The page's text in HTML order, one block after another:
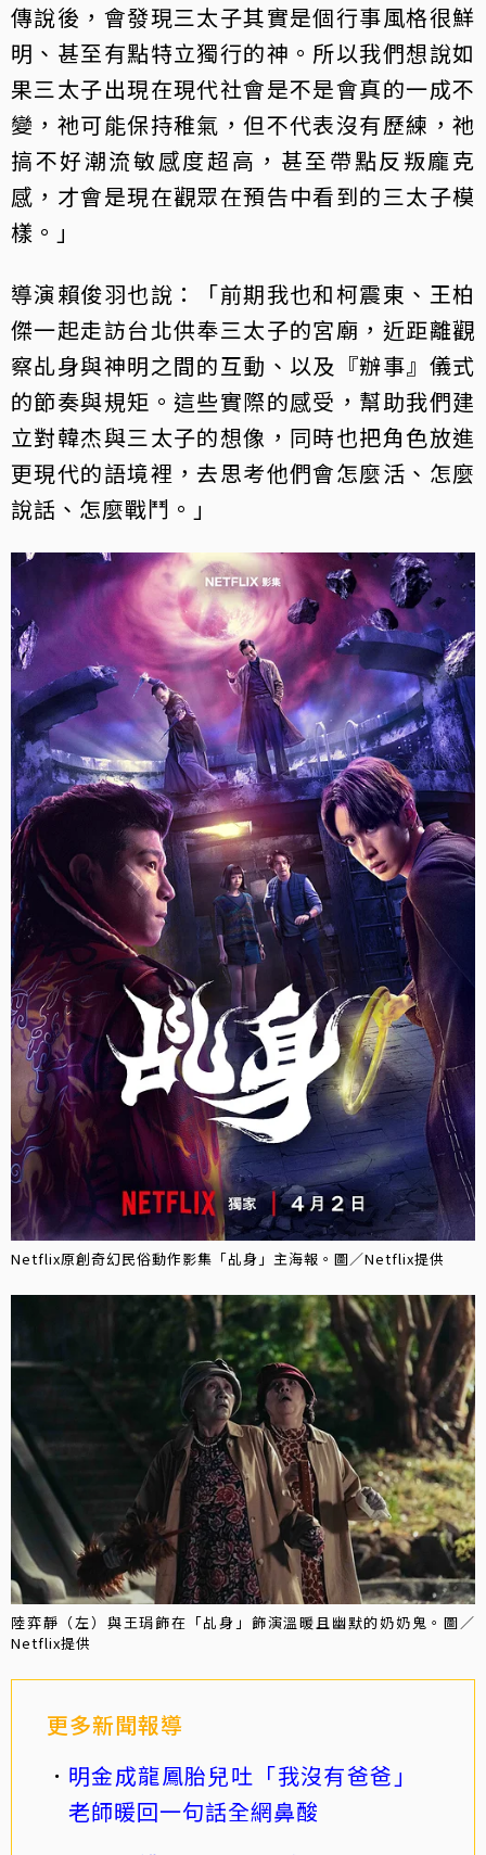
傳說後，會發現三太子其實是個行事風格很鮮
明、甚至有點特立獨行的神。所以我們想說如
果三太子出現在現代社會是不是會真的一成不
變，祂可能保持稚氣，但不代表沒有歷練，祂
搞不好潮流敏感度超高，甚至帶點反叛龐克
感，才會是現在觀眾在預告中看到的三太子模
樣。」
導演賴俊羽也說：「前期我也和柯震東、王柏
傑一起走訪台北供奉三太子的宮廟，近距離觀
察乩身與神明之間的互動、以及『辦事』儀式
的節奏與規矩。這些實際的感受，幫助我們建
立對韓杰與三太子的想像，同時也把角色放進
更現代的語境裡，去思考他們會怎麼活、怎麼
說話、怎麼戰鬥。」
Netflix原創奇幻民俗動作影集「乩身」主海報。圖／Netflix提供
陸弈靜（左）與王琄飾在「乩身」飾演溫暖且幽默的奶奶鬼。圖／
Netflix提供
更多新聞報導
明金成龍鳳胎兒吐「我沒有爸爸」
老師暖回一句話全網鼻酸